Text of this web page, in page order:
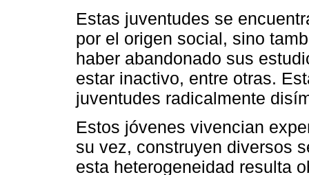
Estas juventudes se
por el origen social, sino
haber abandonado sus
estar inactivo, entre otras.
juventudes radicalmente
Estos jóvenes vivencian
su vez, construyen diversos
esta heterogeneidad resulta